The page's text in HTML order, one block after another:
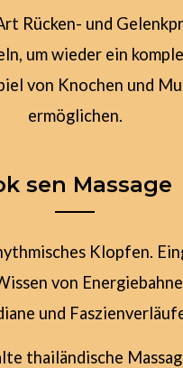
zu machen
werden gezielt
sodass sich
Rücken- und
um wieder ein
von Knochen und
ermöglichen.
sen Massage
Klopfen.
von
und
thailändische